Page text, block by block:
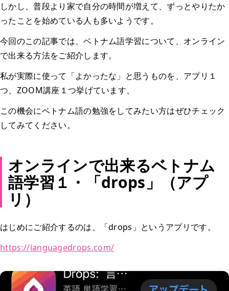
しかし、普段より家で自分の時間が増えて、ずっとやりたか
ったことを始めている人も多いようです。
今回のこの記事では、ベトナム語学習について、オンライン
で出来る方法をご紹介します。
私が実際に使って「よかったな」と思うものを、アプリ１
つ、ZOOM講座１つ挙げています、
この機会にベトナム語の勉強をしてみたい方はぜひチェック
してみてください。
オンラインで出来るベトナム
語学習１・「drops」（アプ
リ）
はじめにご紹介するのは、「drops」というアプリです。
https://languagedrops.com/